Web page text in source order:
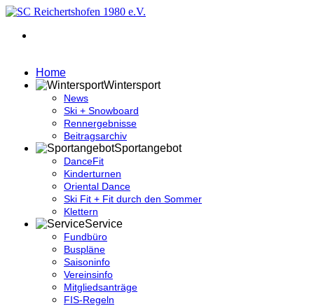
Home
Wintersport
News
Ski + Snowboard
Rennergebnisse
Beitragsarchiv
Sportangebot
DanceFit
Kinderturnen
Oriental Dance
Ski Fit + Fit durch den Sommer
Klettern
Service
Fundbüro
Buspläne
Saisoninfo
Vereinsinfo
Mitgliedsanträge
FIS-Regeln